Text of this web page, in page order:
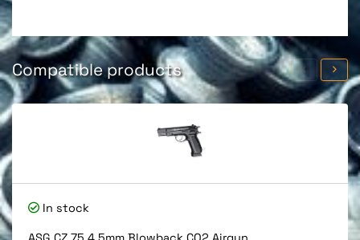
Compatible products
In stock